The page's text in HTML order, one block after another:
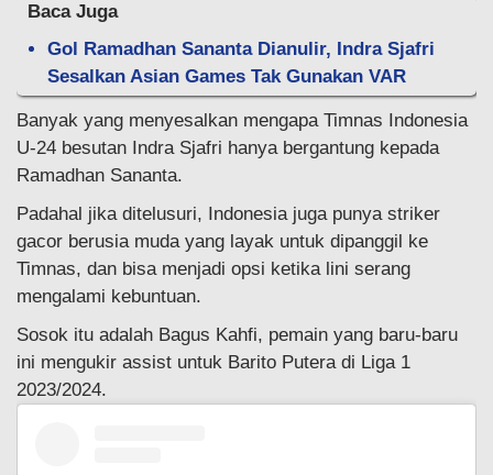
Baca Juga
Gol Ramadhan Sananta Dianulir, Indra Sjafri
Sesalkan Asian Games Tak Gunakan VAR
Banyak yang menyesalkan mengapa Timnas Indonesia
U-24 besutan Indra Sjafri hanya bergantung kepada
Ramadhan Sananta.
Padahal jika ditelusuri, Indonesia juga punya striker
gacor berusia muda yang layak untuk dipanggil ke
Timnas, dan bisa menjadi opsi ketika lini serang
mengalami kebuntuan.
Sosok itu adalah Bagus Kahfi, pemain yang baru-baru
ini mengukir assist untuk Barito Putera di Liga 1
2023/2024.